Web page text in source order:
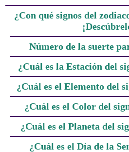
¿Con qué signos del
Número de la suerte
¿Cuál es la Estación del
¿Cuál es el Elemento del
¿Cuál es el Color del
¿Cuál es el Planeta del
¿Cuál es el Día de la